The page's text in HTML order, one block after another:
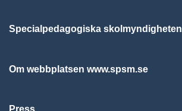
Specialpedagogiska skolmyndigheten
Om webbplatsen www.spsm.se